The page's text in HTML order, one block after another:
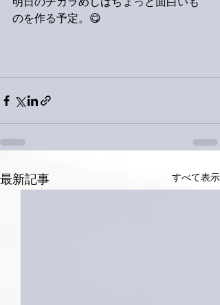
明日のチカラめしはちょっと面白いも
のを作る予定。😋
最新記事 すべて表示